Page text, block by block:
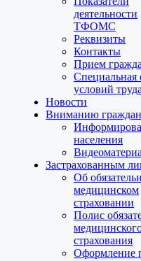
деятельности
ТФОМС
Реквизиты
Контакты
Прием
Специальная
условий труда
Новости
Вниманию граждан
населения
Застрахованным
Об
медицинском
страховании
Полис
страхования
Оформление